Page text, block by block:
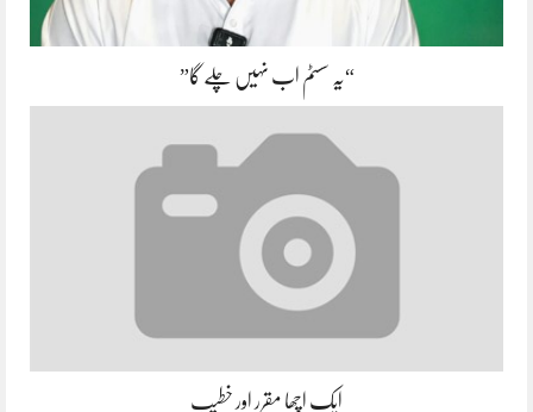
“یہ سسٹم اب نہیں چلے گا”
ایک اچھا مقرر اور خطیب